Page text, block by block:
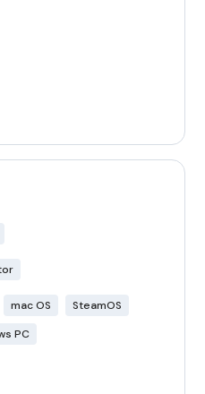
mac OS
SteamOS
PC